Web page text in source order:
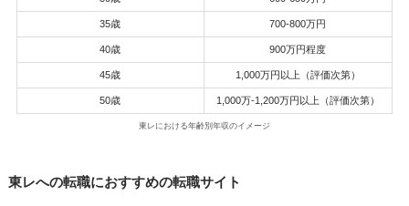
35歳 700-800万円
40歳 900万円程度
45歳 1,000万円以上（評価次第）
50歳 1,000万-1,200万円以上（評価次第）
東レにおける年齢別年収のイメージ
東レへの転職におすすめの転職サイト